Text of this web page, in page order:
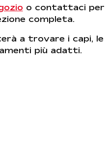
o contattaci per
completa.
a trovare i capi, le
più adatti.